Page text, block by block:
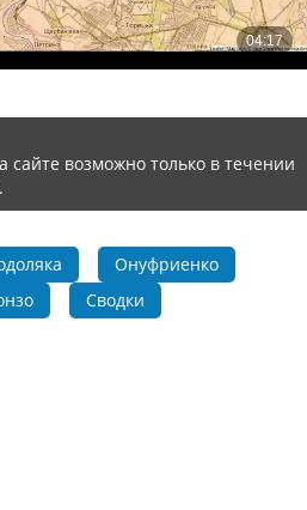
сайте возможно только в течении
Онуфриенко
Сводки